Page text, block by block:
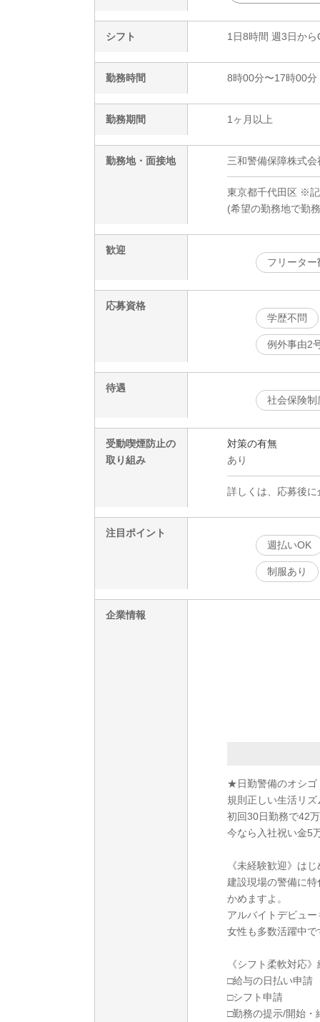
シフト 1日8時間 週3日から
勤務時間 8時00分〜17時00分
勤務期間 1ヶ月以上
勤務地・面接地 三和警備保障株式
東京都千代田区 ※
(希望の勤務地で勤
歓迎
フリーター
応募資格
学歴不問
例外事由2
待遇
社会保険制
受動喫煙防止の
取り組み
対策の有無
あり
詳しくは、応募後
注目ポイント
週払いOK
制服あり
企業情報
★日勤警備のオシ
規則正しい生活リ
初回30日勤務で42
今なら入社祝い金5
《未経験歓迎》は
建設現場の警備に
かめますよ。
アルバイトデビュ
女性も多数活躍中で
《シフト柔軟対応
□給与の日払い申請
□シフト申請
□勤務の提示/開始・